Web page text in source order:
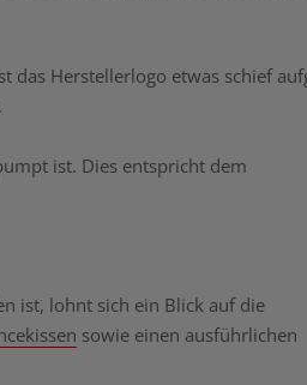
das Herstellerlogo etwas schief
ist. Dies entspricht dem
ist, lohnt sich ein Blick auf die
sowie einen ausführlichen